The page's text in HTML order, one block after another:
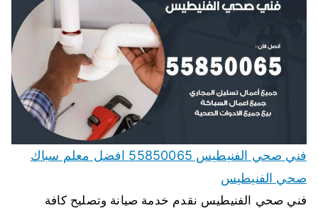
فني صحي الفنيطيس 55850065 افضل معلم سباك
صحي الفنيطيس
فني صحي الفنيطيس نقدم خدمة صيانة وتصليح كافة